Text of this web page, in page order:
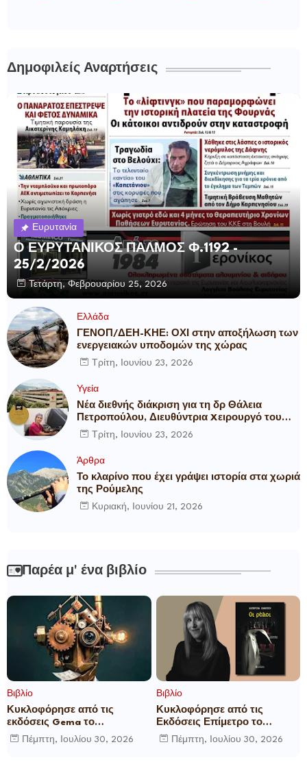
Δημοφιλείς Αναρτήσεις
Ευρυτανία
Ο ΕΥΡΥΤΑΝΙΚΟΣ ΠΑΛΜΟΣ Φ.1192 -
25/2/2026
Τετάρτη, Φεβρουαρίου 25, 2026
Ελλάδα
ΓΕΝΟΠ/ΔΕΗ-ΚΗΕ: ΟΧΙ στην αποξήλωση των
ενεργειακών υποδομών της χώρας
Τρίτη, Ιουνίου 23, 2026
Υγεία
Νέα διεθνής διάκριση για τη δρ Θάλεια
Πετροπούλου, Διευθύντρια Xειρουργό του
Metropolitan General
Τρίτη, Ιουνίου 23, 2026
Άρθρα
Το κλαρίνο που έχει γράψει ιστορία στα χωριά
της Ρούμελης
Κυριακή, Ιουνίου 21, 2026
Παρέα μ' ένα βιβλίο
Βιβλίο
Κυκλοφόρησε από τις
εκδόσεις Gema το
μυθιστόρημα του γνωστού
δημοσιογράφου Γεώργιου Θ.
Πέμπτη, Ιουλίου 30, 2026
Βιβλίο
Κυκλοφόρησε από τις
Εκδόσεις Επίμετρο το
αστυνομικό μυθιστόρημα της
Κατερίνας Πανούση Οι ρόλοι
Πέμπτη, Ιουλίου 30, 2026